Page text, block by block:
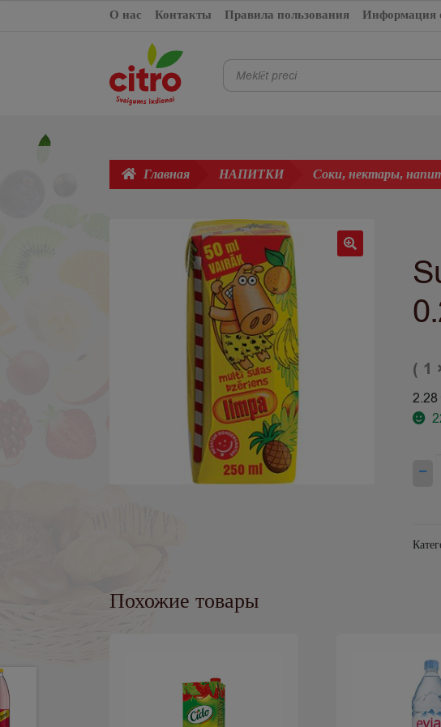
О нас Контакты Правила пользования Информация
Поиск
товаров
Главная НАПИТКИ Соки, нектары,
( 1
2.28
−
Похожие товары